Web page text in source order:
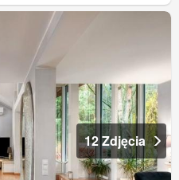
12 Zdjęcia